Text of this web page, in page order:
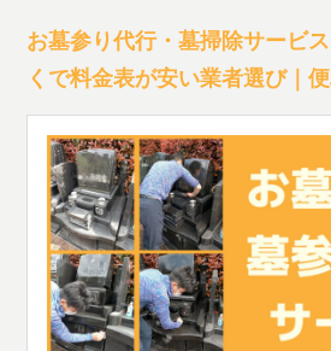
お墓参り代行・墓掃除サービ
くで料金表が安い業者選び｜